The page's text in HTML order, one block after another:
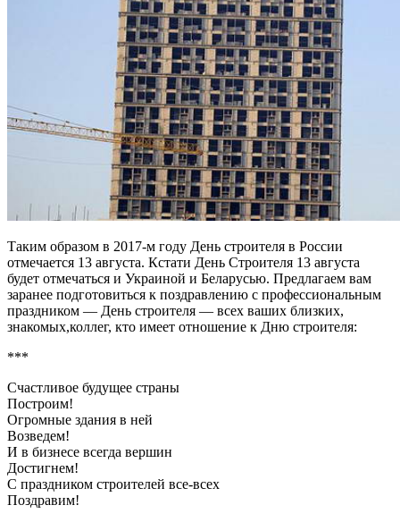
Таким образом в 2017-м году День строителя в России
отмечается 13 августа. Кстати День Строителя 13 августа
будет отмечаться и Украиной и Беларусью. Предлагаем вам
заранее подготовиться к поздравлению с профессиональным
праздником — День строителя — всех ваших близких,
знакомых,коллег, кто имеет отношение к Дню строителя:
***
Счастливое будущее страны
Построим!
Огромные здания в ней
Возведем!
И в бизнесе всегда вершин
Достигнем!
С праздником строителей все-всех
Поздравим!